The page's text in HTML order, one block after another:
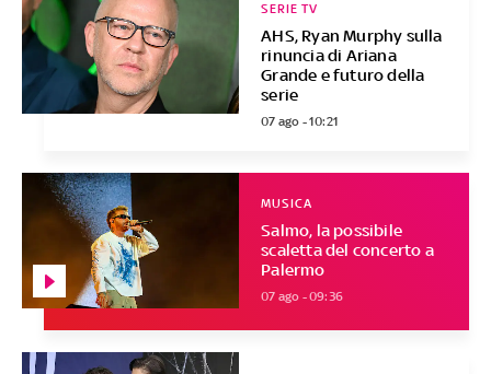
AHS, Ryan Murphy sulla
rinuncia di Ariana
Grande e futuro della
serie
SERIE TV
07 ago - 10:21
Salmo, la possibile
scaletta del concerto a
Palermo
MUSICA
07 ago - 09:36